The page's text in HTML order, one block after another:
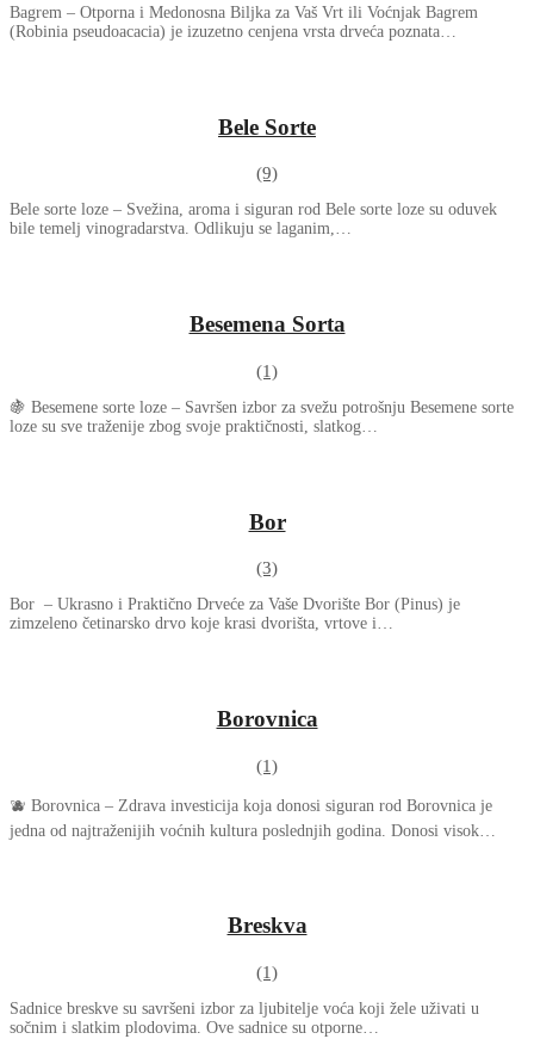
Bagrem – Otporna i Medonosna Biljka za Vaš Vrt ili Voćnjak Bagrem
(Robinia pseudoacacia) je izuzetno cenjena vrsta drveća poznata…
Bele Sorte
(9)
Bele sorte loze – Svežina, aroma i siguran rod Bele sorte loze su oduvek
bile temelj vinogradarstva. Odlikuju se laganim,…
Besemena Sorta
(1)
🍇 Besemene sorte loze – Savršen izbor za svežu potrošnju Besemene sorte
loze su sve traženije zbog svoje praktičnosti, slatkog…
Bor
(3)
Bor – Ukrasno i Praktično Drveće za Vaše Dvorište Bor (Pinus) je
zimzeleno četinarsko drvo koje krasi dvorišta, vrtove i…
Borovnica
(1)
🫐 Borovnica – Zdrava investicija koja donosi siguran rod Borovnica je
jedna od najtraženijih voćnih kultura poslednjih godina. Donosi visok…
Breskva
(1)
Sadnice breskve su savršeni izbor za ljubitelje voća koji žele uživati u
sočnim i slatkim plodovima. Ove sadnice su otporne…